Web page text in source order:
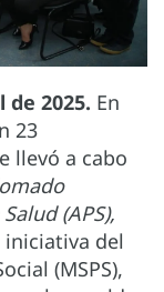
de 2025. En
23
llevó a cabo
(APS),
iniciativa del
(MSPS),